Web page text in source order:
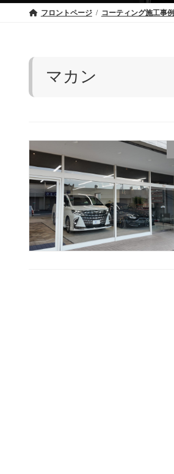
フロントページ コーティング施工事例
マカン